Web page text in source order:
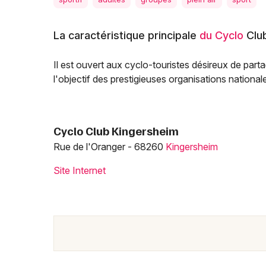
La caractéristique principale du Cyclo
Il est ouvert aux cyclo-touristes désireux de
l'objectif des prestigieuses organisations
Cyclo Club Kingersheim
Rue de l'Oranger - 68260 Kingersheim
Site Internet